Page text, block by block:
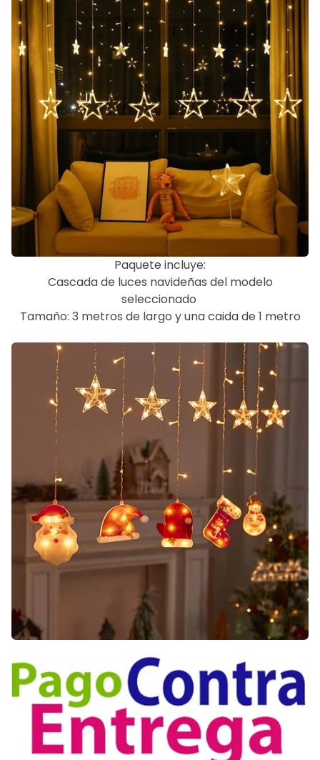
Paquete incluye:
Cascada de luces navideñas del modelo
seleccionado
Tamaño: 3 metros de largo y una caida de 1 metro